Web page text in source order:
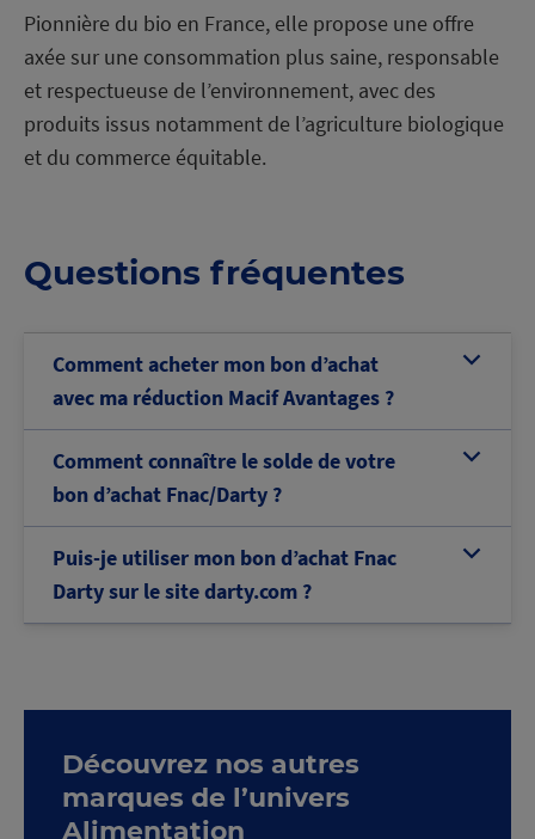
Pionnière du bio en France, elle propose une offre
axée sur une consommation plus saine, responsable
et respectueuse de l’environnement, avec des
produits issus notamment de l’agriculture biologique
et du commerce équitable.
Questions fréquentes
b
Comment acheter mon bon d’achat
avec ma réduction Macif Avantages ?
b
Comment connaître le solde de votre
bon d’achat Fnac/Darty ?
b
Puis-je utiliser mon bon d’achat Fnac
Darty sur le site darty.com ?
Découvrez nos autres
marques de l’univers
Alimentation